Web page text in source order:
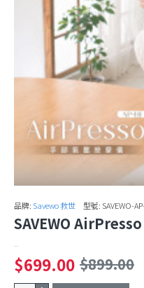
品牌: Savewo 救世 型號: SAVEWO-
SAVEWO
..
$699.00 $899.00